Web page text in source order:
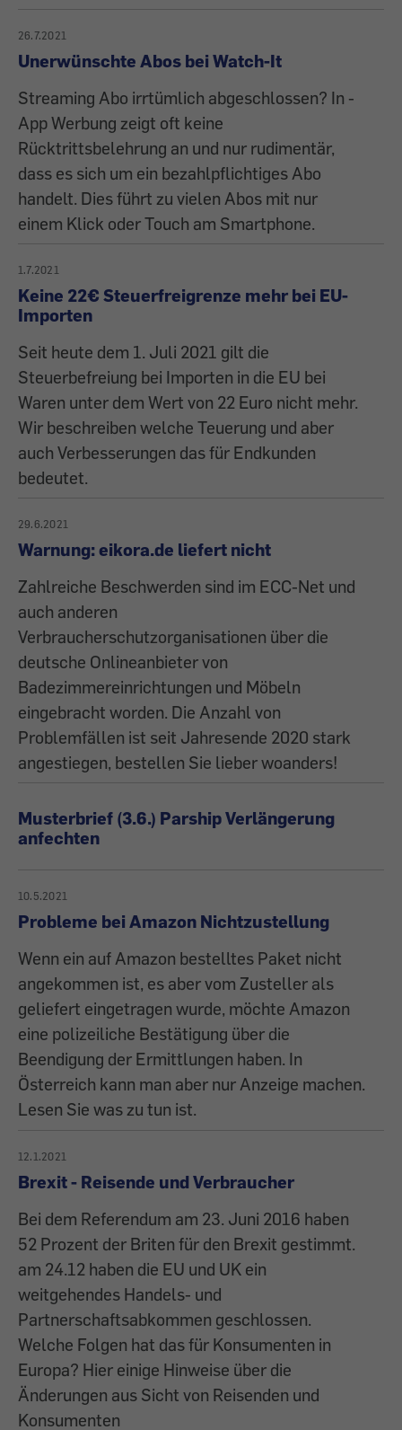
26.7.2021
Unerwünschte Abos bei Watch-It
Streaming Abo irrtümlich abgeschlossen? In -
App Werbung zeigt oft keine
Rücktrittsbelehrung an und nur rudimentär,
dass es sich um ein bezahlpflichtiges Abo
handelt. Dies führt zu vielen Abos mit nur
einem Klick oder Touch am Smartphone.
1.7.2021
Keine 22€ Steuerfreigrenze mehr bei EU-
Importen
Seit heute dem 1. Juli 2021 gilt die
Steuerbefreiung bei Importen in die EU bei
Waren unter dem Wert von 22 Euro nicht mehr.
Wir beschreiben welche Teuerung und aber
auch Verbesserungen das für Endkunden
bedeutet.
29.6.2021
Warnung: eikora.de liefert nicht
Zahlreiche Beschwerden sind im ECC-Net und
auch anderen
Verbraucherschutzorganisationen über die
deutsche Onlineanbieter von
Badezimmereinrichtungen und Möbeln
eingebracht worden. Die Anzahl von
Problemfällen ist seit Jahresende 2020 stark
angestiegen, bestellen Sie lieber woanders!
Musterbrief (3.6.) Parship Verlängerung
anfechten
10.5.2021
Probleme bei Amazon Nichtzustellung
Wenn ein auf Amazon bestelltes Paket nicht
angekommen ist, es aber vom Zusteller als
geliefert eingetragen wurde, möchte Amazon
eine polizeiliche Bestätigung über die
Beendigung der Ermittlungen haben. In
Österreich kann man aber nur Anzeige machen.
Lesen Sie was zu tun ist.
12.1.2021
Brexit - Reisende und Verbraucher
Bei dem Referendum am 23. Juni 2016 haben
52 Prozent der Briten für den Brexit gestimmt.
am 24.12 haben die EU und UK ein
weitgehendes Handels- und
Partnerschaftsabkommen geschlossen.
Welche Folgen hat das für Konsumenten in
Europa? Hier einige Hinweise über die
Änderungen aus Sicht von Reisenden und
Konsumenten